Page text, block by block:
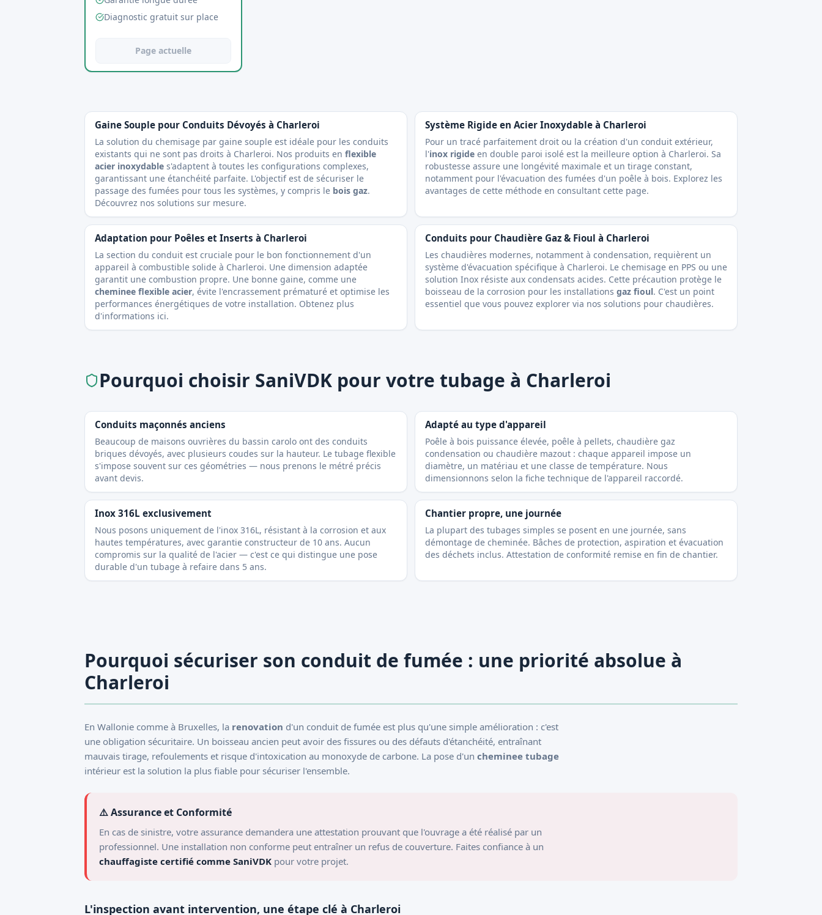
Diagnostic gratuit sur place
Page actuelle
Gaine Souple pour Conduits Dévoyés à Charleroi
La solution du chemisage par gaine souple est idéale pour les conduits
existants qui ne sont pas droits à Charleroi. Nos produits en flexible
acier inoxydable s'adaptent à toutes les configurations complexes,
garantissant une étanchéité parfaite. L'objectif est de sécuriser le
passage des fumées pour tous les systèmes, y compris le bois gaz.
Découvrez nos solutions sur mesure.
Système Rigide en Acier Inoxydable à Charleroi
Pour un tracé parfaitement droit ou la création d'un conduit extérieur,
l'inox rigide en double paroi isolé est la meilleure option à Charleroi. Sa
robustesse assure une longévité maximale et un tirage constant,
notamment pour l'évacuation des fumées d'un poêle à bois. Explorez les
avantages de cette méthode en consultant cette page.
Adaptation pour Poêles et Inserts à Charleroi
La section du conduit est cruciale pour le bon fonctionnement d'un
appareil à combustible solide à Charleroi. Une dimension adaptée
garantit une combustion propre. Une bonne gaine, comme une
cheminee flexible acier, évite l'encrassement prématuré et optimise les
performances énergétiques de votre installation. Obtenez plus
d'informations ici.
Conduits pour Chaudière Gaz & Fioul à Charleroi
Les chaudières modernes, notamment à condensation, requièrent un
système d'évacuation spécifique à Charleroi. Le chemisage en PPS ou une
solution Inox résiste aux condensats acides. Cette précaution protège le
boisseau de la corrosion pour les installations gaz fioul. C'est un point
essentiel que vous pouvez explorer via nos solutions pour chaudières.
Pourquoi choisir SaniVDK pour votre tubage à Charleroi
Conduits maçonnés anciens
Beaucoup de maisons ouvrières du bassin carolo ont des conduits
briques dévoyés, avec plusieurs coudes sur la hauteur. Le tubage flexible
s'impose souvent sur ces géométries — nous prenons le métré précis
avant devis.
Adapté au type d'appareil
Poêle à bois puissance élevée, poêle à pellets, chaudière gaz
condensation ou chaudière mazout : chaque appareil impose un
diamètre, un matériau et une classe de température. Nous
dimensionnons selon la fiche technique de l'appareil raccordé.
Inox 316L exclusivement
Nous posons uniquement de l'inox 316L, résistant à la corrosion et aux
hautes températures, avec garantie constructeur de 10 ans. Aucun
compromis sur la qualité de l'acier — c'est ce qui distingue une pose
durable d'un tubage à refaire dans 5 ans.
Chantier propre, une journée
La plupart des tubages simples se posent en une journée, sans
démontage de cheminée. Bâches de protection, aspiration et évacuation
des déchets inclus. Attestation de conformité remise en fin de chantier.
Pourquoi sécuriser son conduit de fumée : une priorité absolue à
Charleroi
En Wallonie comme à Bruxelles, la renovation d'un conduit de fumée est plus qu'une simple amélioration : c'est
une obligation sécuritaire. Un boisseau ancien peut avoir des fissures ou des défauts d'étanchéité, entraînant
mauvais tirage, refoulements et risque d'intoxication au monoxyde de carbone. La pose d'un cheminee tubage
intérieur est la solution la plus fiable pour sécuriser l'ensemble.
⚠️ Assurance et Conformité
En cas de sinistre, votre assurance demandera une attestation prouvant que l'ouvrage a été réalisé par un
professionnel. Une installation non conforme peut entraîner un refus de couverture. Faites confiance à un
chauffagiste certifié comme SaniVDK pour votre projet.
L'inspection avant intervention, une étape clé à Charleroi